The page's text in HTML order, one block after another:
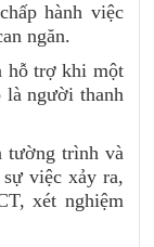
hành việc
ngăn.
hỗ trợ khi một
là người thanh
tường trình và
việc xảy ra,
xét nghiệm